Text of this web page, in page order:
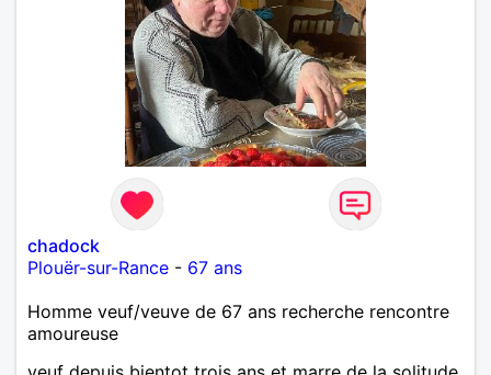
chadock
Plouër-sur-Rance - 67 ans
Homme veuf/veuve de 67 ans recherche rencontre
amoureuse